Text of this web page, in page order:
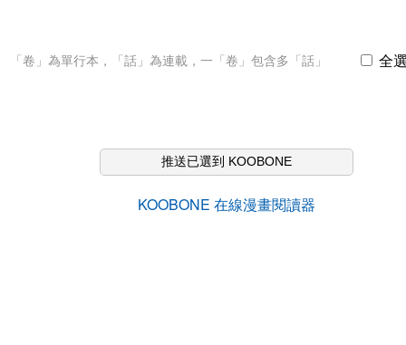
「卷」為單行本，「話」為連載，一「卷」包含多「話」 全
推送已選到 KOOBONE
KOOBONE 在線漫畫閱讀器